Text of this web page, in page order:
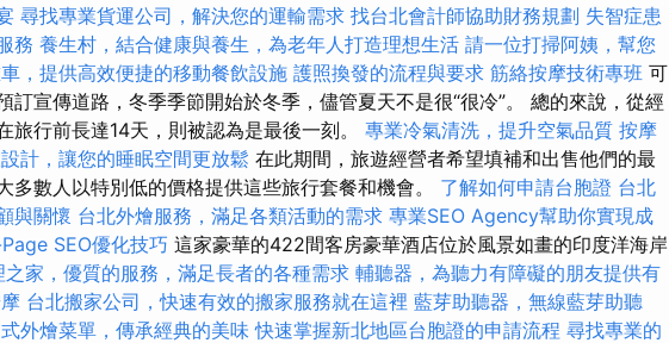
尋找專業貨運公司，解決您的運輸需求 找台北會計師協助財務規劃 失智症患
務 養生村，結合健康與養生，為老年人打造理想生活 請一位打掃阿姨，幫您
，提供高效便捷的移動餐飲設施 護照換發的流程與要求 筋絡按摩技術專班 可
訂宣傳道路，冬季季節開始於冬季，儘管夏天不是很“很冷”。 總的來說，從經
旅行前長達14天，則被認為是最後一刻。 專業冷氣清洗，提升空氣品質 按摩
計，讓您的睡眠空間更放鬆 在此期間，旅遊經營者希望填補和出售他們的最
多數人以特別低的價格提供這些旅行套餐和機會。 了解如何申請台胞證 台北
與關懷 台北外燴服務，滿足各類活動的需求 專業SEO Agency幫助你實現成
SEO優化技巧 這家豪華的422間客房豪華酒店位於風景如畫的印度洋海岸
之家，優質的服務，滿足長者的各種需求 輔聽器，為聽力有障礙的朋友提供有
台北搬家公司，快速有效的搬家服務就在這裡 藍芽助聽器，無線藍芽助聽
外燴菜單，傳承經典的美味 快速掌握新北地區台胞證的申請流程 尋找專業的